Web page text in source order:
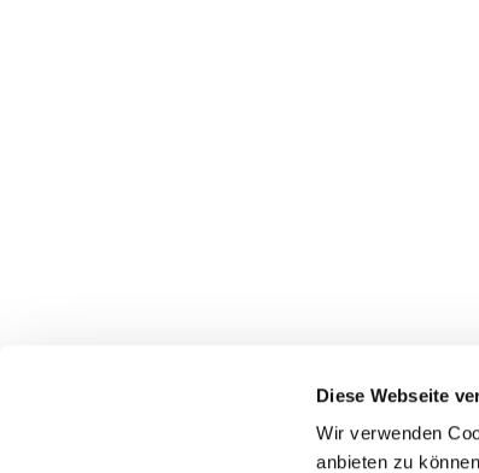
Diese Webseite
Wir verwenden
anbieten zu